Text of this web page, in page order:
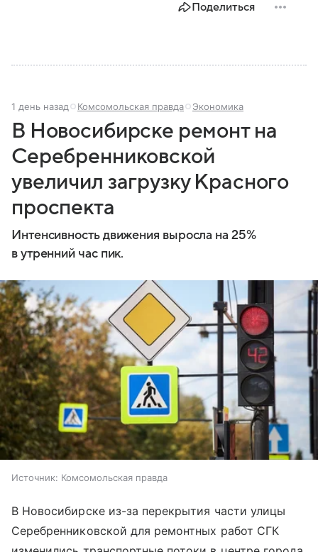
Поделиться
1 день назад Комсомольская правда Экономика
В Новосибирске ремонт на
Серебренниковской
увеличил загрузку Красного
проспекта
Интенсивность движения выросла на 25%
в утренний час пик.
Источник: Комсомольская правда
В Новосибирске из-за перекрытия части улицы
Серебренниковской для ремонтных работ СГК